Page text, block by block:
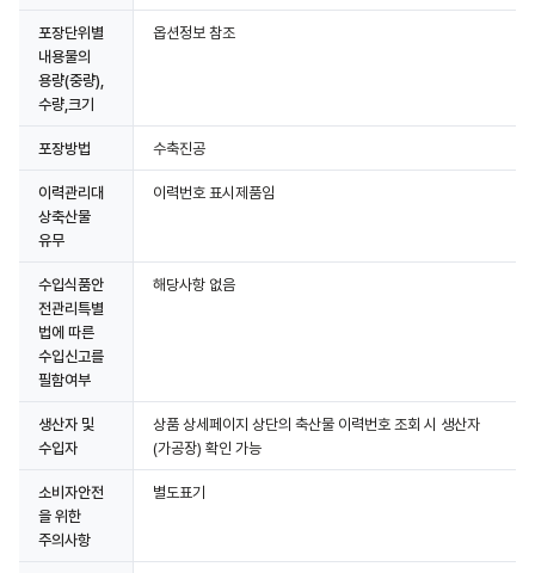
포장단위별
내용물의
용량(중량),
수량,크기
옵션정보 참조
포장방법 수축진공
이력관리대
상축산물
유무
이력번호 표시제품임
수입식품안
전관리특별
법에 따른
수입신고를
필함여부
해당사항 없음
생산자 및
수입자
상품 상세페이지 상단의 축산물 이력번호 조회 시 생산자
(가공장) 확인 가능
소비자안전
을 위한
주의사항
별도표기